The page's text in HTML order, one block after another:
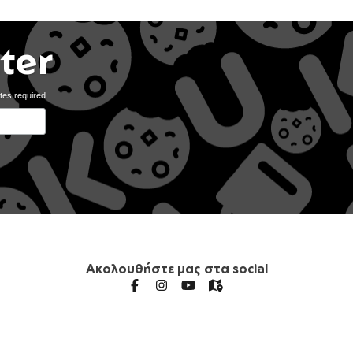
required
Ακολουθήστε μας στα social